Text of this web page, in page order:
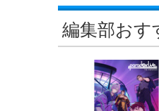
編集部おす